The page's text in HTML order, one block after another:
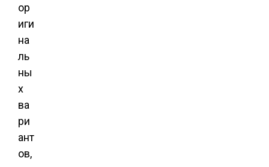
ор
иги
на
ль
ны
х
ва
ри
ант
ов,